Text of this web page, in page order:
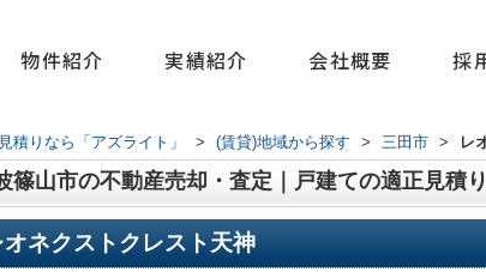
物件紹介 実績紹介 会社概要 採
積りなら「アズライト」 > (賃貸)地域から探す > 三田市 > レ
山市の不動産売却・査定｜戸建ての適正見積
オネクストクレスト天神